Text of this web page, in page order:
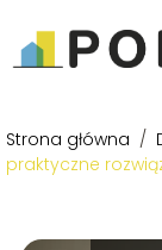
Strona główna /
praktyczne